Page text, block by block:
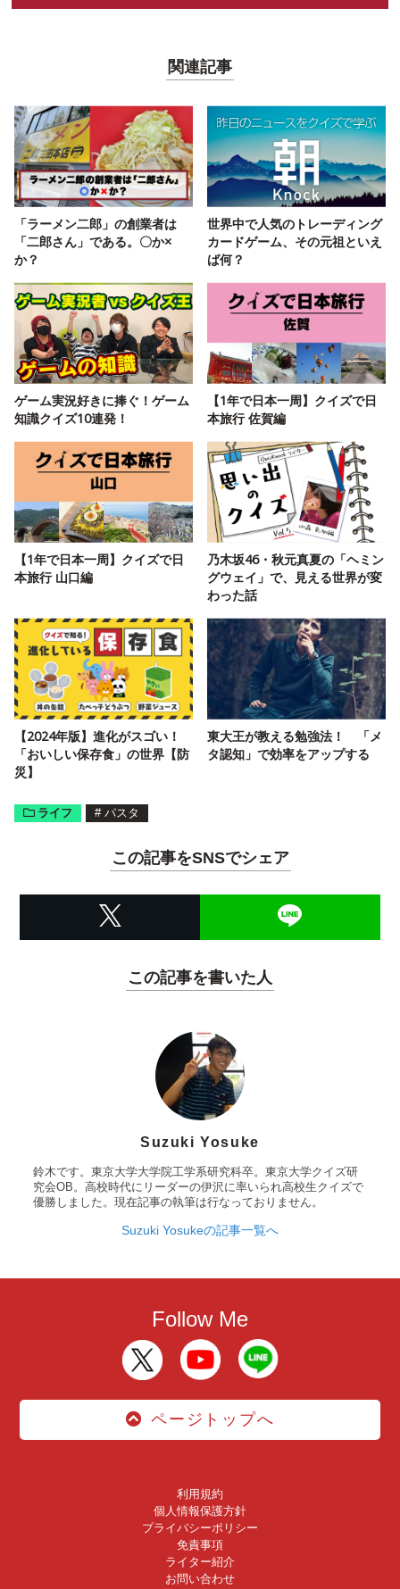
関連記事
「ラーメン二郎」の創業者は
「二郎さん」である。〇か×
か？
世界中で人気のトレーディング
カードゲーム、その元祖といえ
ば何？
ゲーム実況好きに捧ぐ！ゲーム
知識クイズ10連発！
【1年で日本一周】クイズで日
本旅行 佐賀編
【1年で日本一周】クイズで日
本旅行 山口編
乃木坂46・秋元真夏の「ヘミン
グウェイ」で、見える世界が変
わった話
【2024年版】進化がスゴい！
「おいしい保存食」の世界【防
災】
東大王が教える勉強法！ 「メ
タ認知」で効率をアップする
ライフ # パスタ
この記事をSNSでシェア
この記事を書いた人
Suzuki Yosuke
鈴木です。東京大学大学院工学系研究科卒。東京大学クイズ研
究会OB。高校時代にリーダーの伊沢に率いられ高校生クイズで
優勝しました。現在記事の執筆は行なっておりません。
Suzuki Yosukeの記事一覧へ
Follow Me
ページトップへ
利用規約
個人情報保護方針
プライバシーポリシー
免責事項
ライター紹介
お問い合わせ